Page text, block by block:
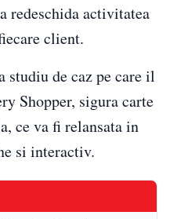
redeschida activitatea
client.
studiu de caz pe care il
Shopper, sigura carte
ce va fi relansata in
si interactiv.